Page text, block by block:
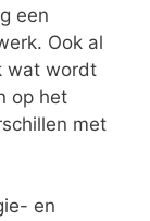
een
Ook al
wat wordt
op het
met
en